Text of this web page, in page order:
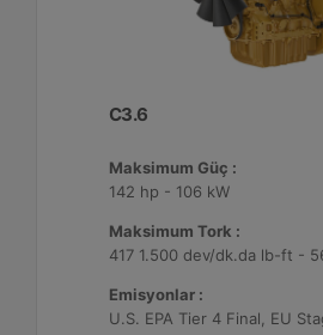
C3.6
Maksimum Güç :
142 hp - 106 kW
Maksimum Tork :
Emisyonlar :